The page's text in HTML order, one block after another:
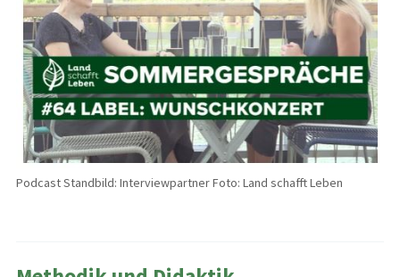
Podcast Standbild: Interviewpartner Foto: Land schafft Leben